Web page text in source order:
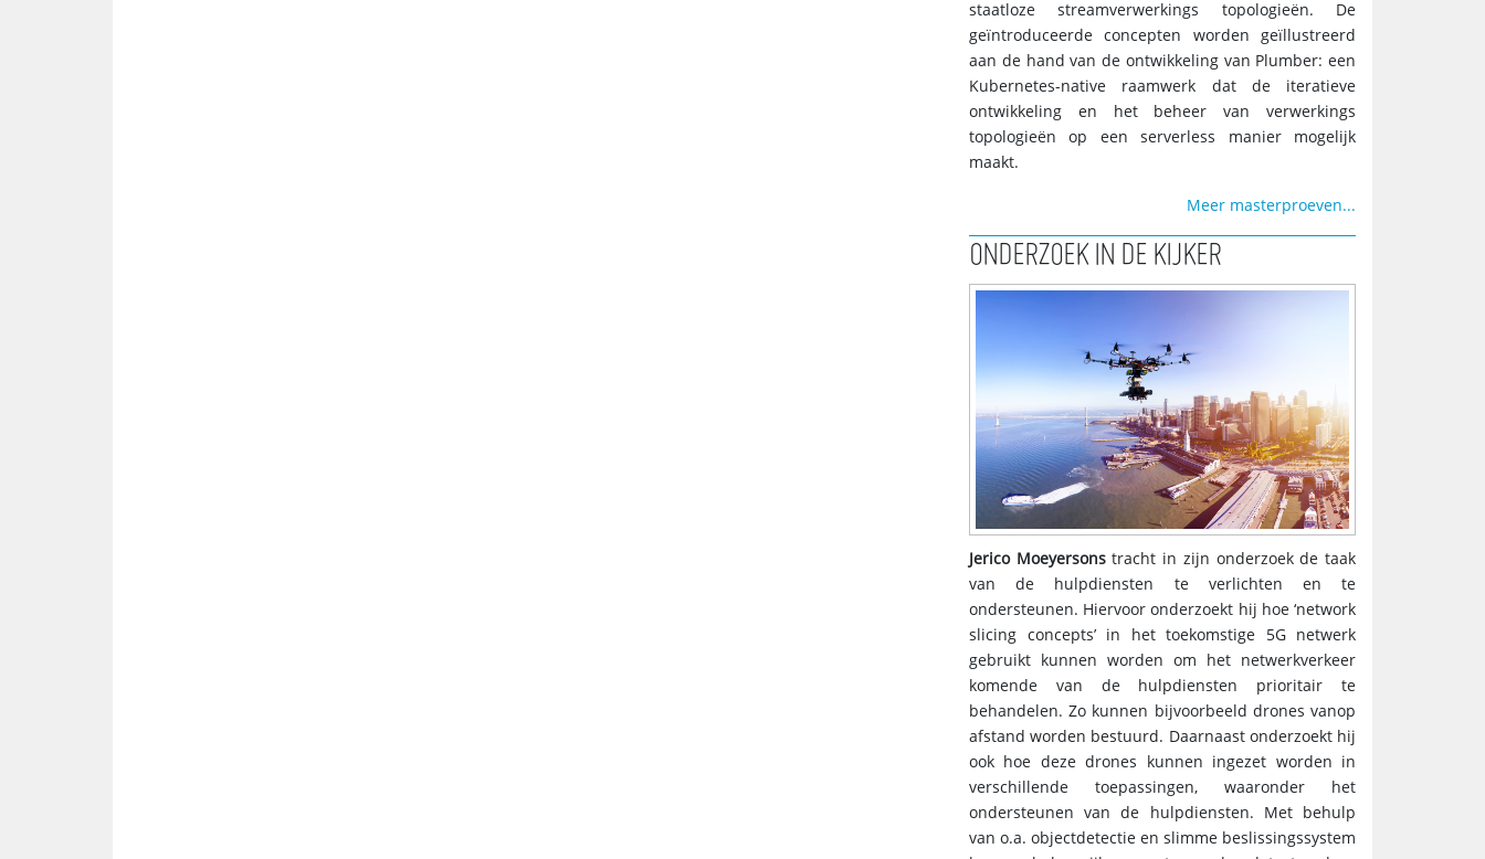
staatloze streamverwerkings topologieën. De
geïntroduceerde concepten worden geïllustreerd
aan de hand van de ontwikkeling van Plumber: een
Kubernetes-native raamwerk dat de iteratieve
ontwikkeling en het beheer van verwerkings
topologieën op een serverless manier mogelijk
maakt.
Meer masterproeven...
ONDERZOEK IN DE KIJKER
Jerico Moeyersonstracht in zijn onderzoek de taak
van de hulpdiensten te verlichten en te
ondersteunen. Hiervoor onderzoekt hij hoe ‘network
slicing concepts’ in het toekomstige 5G netwerk
gebruikt kunnen worden om het netwerkverkeer
komende van de hulpdiensten prioritair te
behandelen. Zo kunnen bijvoorbeeld drones vanop
afstand worden bestuurd. Daarnaast onderzoekt hij
ook hoe deze drones kunnen ingezet worden in
verschillende toepassingen, waaronder het
ondersteunen van de hulpdiensten. Met behulp
van o.a. objectdetectie en slimme beslissingssystem